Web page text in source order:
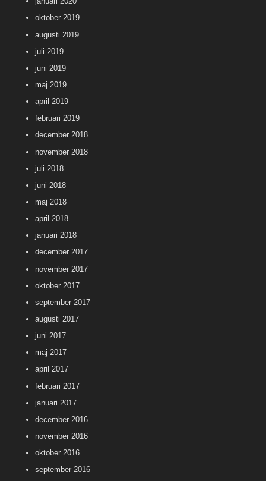
oktober 2019
augusti 2019
juli 2019
juni 2019
maj 2019
april 2019
februari 2019
december 2018
november 2018
juli 2018
juni 2018
maj 2018
april 2018
januari 2018
december 2017
november 2017
oktober 2017
september 2017
augusti 2017
juni 2017
maj 2017
april 2017
februari 2017
januari 2017
december 2016
november 2016
oktober 2016
september 2016